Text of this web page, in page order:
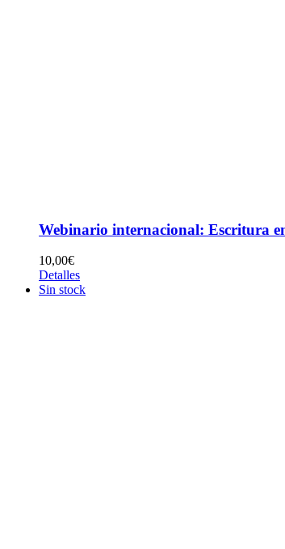
Webinario internacional: Escritura
10,00€
Detalles
Sin stock